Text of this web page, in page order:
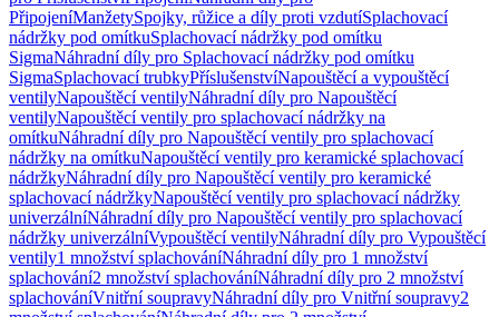
PřipojeníManžetySpojky, růžice a díly proti vzdutíSplachovací
nádržky pod omítkuSplachovací nádržky pod omítku
SigmaNáhradní díly pro Splachovací nádržky pod omítku
SigmaSplachovací trubkyPříslušenstvíNapouštěcí a vypouštěcí
ventilyNapouštěcí ventilyNáhradní díly pro Napouštěcí
ventilyNapouštěcí ventily pro splachovací nádržky na
omítkuNáhradní díly pro Napouštěcí ventily pro splachovací
nádržky na omítkuNapouštěcí ventily pro keramické splachovací
nádržkyNáhradní díly pro Napouštěcí ventily pro keramické
splachovací nádržkyNapouštěcí ventily pro splachovací nádržky
univerzálníNáhradní díly pro Napouštěcí ventily pro splachovací
nádržky univerzálníVypouštěcí ventilyNáhradní díly pro Vypouštěcí
ventily1 množství splachováníNáhradní díly pro 1 množství
splachování2 množství splachováníNáhradní díly pro 2 množství
splachováníVnitřní soupravyNáhradní díly pro Vnitřní soupravy2